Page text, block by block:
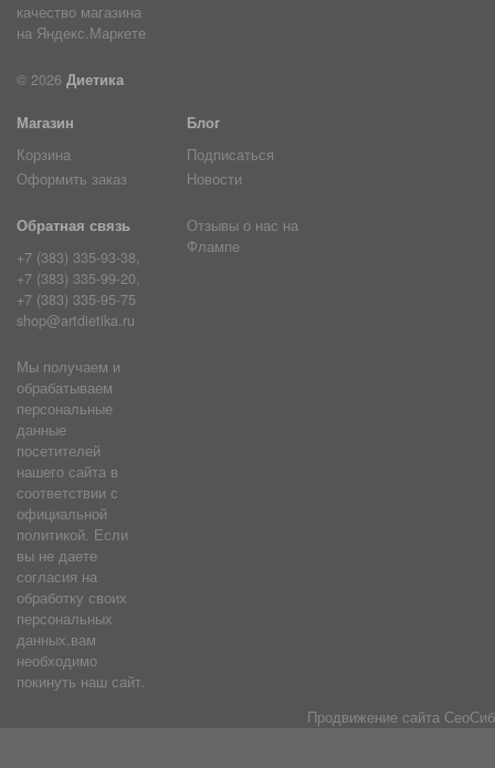
© 2026 Диетика
Магазин
Корзина
Оформить заказ
Блог
Подписаться
Новости
Обратная связь
+7 (383) 335-93-38,
+7 (383) 335-99-20,
+7 (383) 335-95-75
shop@artdietika.ru
Отзывы о нас на
Флампе
Мы получаем и
обрабатываем
персональные
данные
посетителей
нашего сайта в
соответствии с
официальной
политикой. Если
вы не даете
согласия на
обработку своих
персональных
данных,вам
необходимо
покинуть наш сайт.
Продвижение сайта СеоСиб